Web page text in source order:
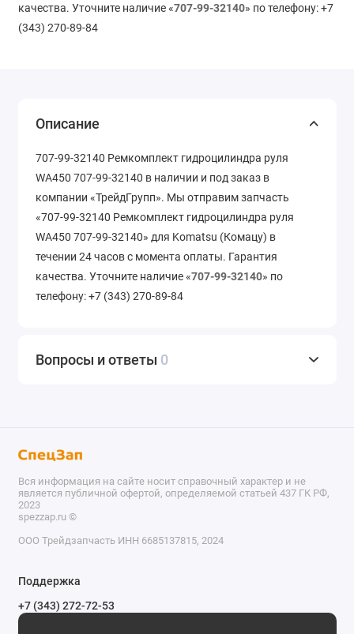
качества. Уточните наличие «707-99-32140» по телефону: +7
(343) 270-89-84
Описание
707-99-32140 Ремкомплект гидроцилиндра руля
WA450 707-99-32140 в наличии и под заказ в
компании «ТрейдГрупп». Мы отправим запчасть
«707-99-32140 Ремкомплект гидроцилиндра руля
WA450 707-99-32140» для Komatsu (Комацу) в
течении 24 часов с момента оплаты. Гарантия
качества. Уточните наличие «707-99-32140» по
телефону: +7 (343) 270-89-84
Вопросы и ответы 0
Вся информация на сайте носит справочный характер и не
является публичной офертой, определяемой статьей 437 ГК РФ,
2023
spezzap.ru ©️
ООО Трейдзапчасть ИНН 6685137815, 2024
Поддержка
+7 (343) 272-72-53
Обратный звонок